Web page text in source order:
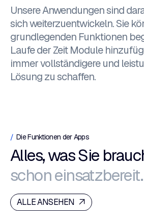
Unsere Anwendungen sind
sich weiterzuentwickeln. Sie
grundlegenden Funktionen
Laufe der Zeit Module
immer vollständigere und
Lösung zu schaffen.
Die Funktionen der Apps
Alles, was Sie
schon einsatzbereit.
ALLE ANSEHEN